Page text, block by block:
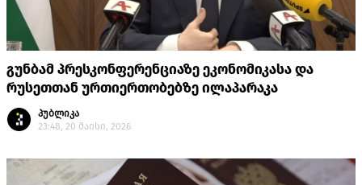
გუნბამ პრესკონფერენციაზე ეკონომიკასა და
რუსეთთან ურთიერთობებზე ილაპარაკა
პუბლიკა
23:48, 20 მაისი, 2026